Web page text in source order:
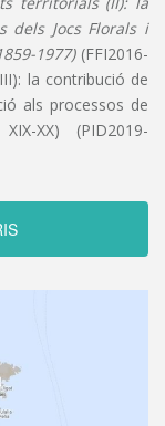
dels Jocs Florals i
1977)(FFI2016-
la contribució de
als processos de
XX) (PID2019-